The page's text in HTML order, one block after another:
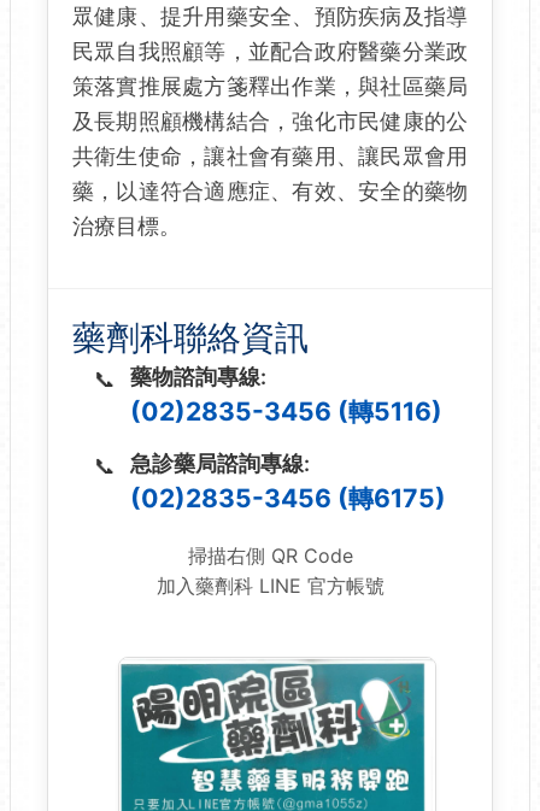
眾健康、提升用藥安全、預防疾病及指導
民眾自我照顧等，並配合政府醫藥分業政
策落實推展處方箋釋出作業，與社區藥局
及長期照顧機構結合，強化市民健康的公
共衛生使命，讓社會有藥用、讓民眾會用
藥，以達符合適應症、有效、安全的藥物
治療目標。
藥劑科聯絡資訊
藥物諮詢專線:
(02)2835-3456 (轉5116)
急診藥局諮詢專線:
(02)2835-3456 (轉6175)
掃描右側 QR Code
加入藥劑科 LINE 官方帳號